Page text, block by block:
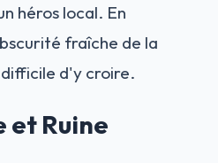
héros local. En
fraîche de la
d'y croire.
et Ruine